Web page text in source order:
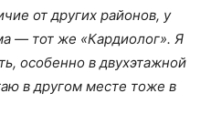
от других районов, у
— тот же «Кардиолог». Я
особенно в двухэтажной
в другом месте тоже в